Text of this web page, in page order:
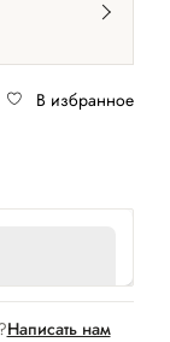
В избранное
Написать нам